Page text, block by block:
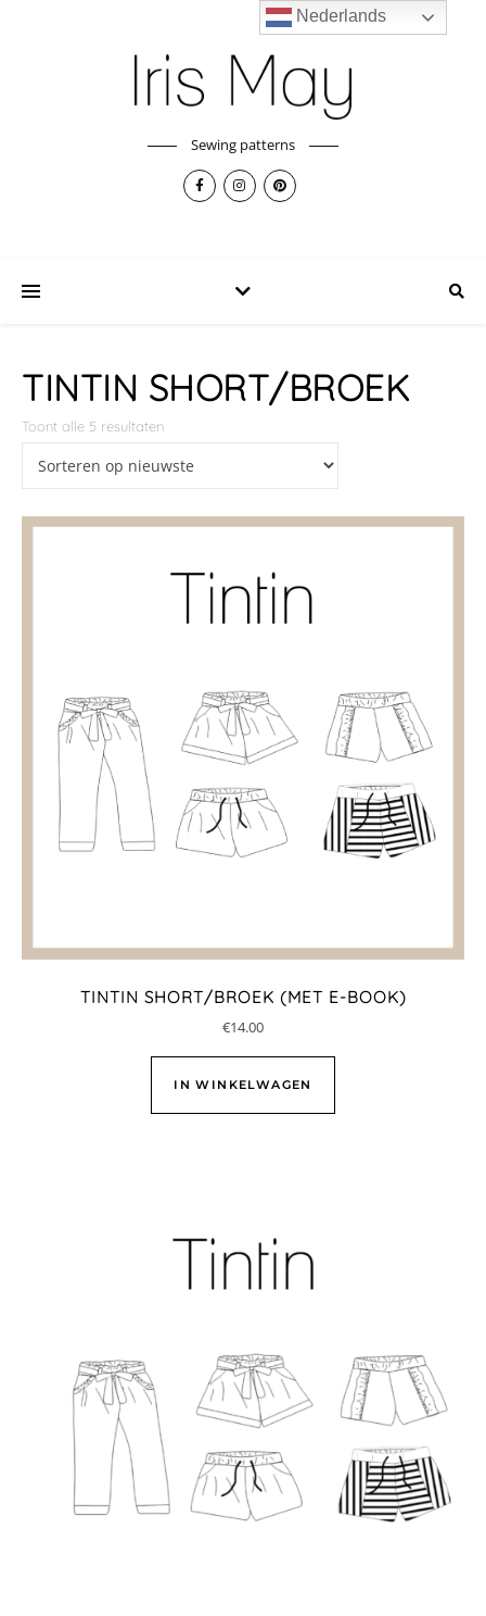
Sewing patterns
TINTIN SHORT/BROEK
Toont alle 5 resultaten
TINTIN SHORT/BROEK (MET E-BOOK)
€14.00
IN WINKELWAGEN
Nederlands